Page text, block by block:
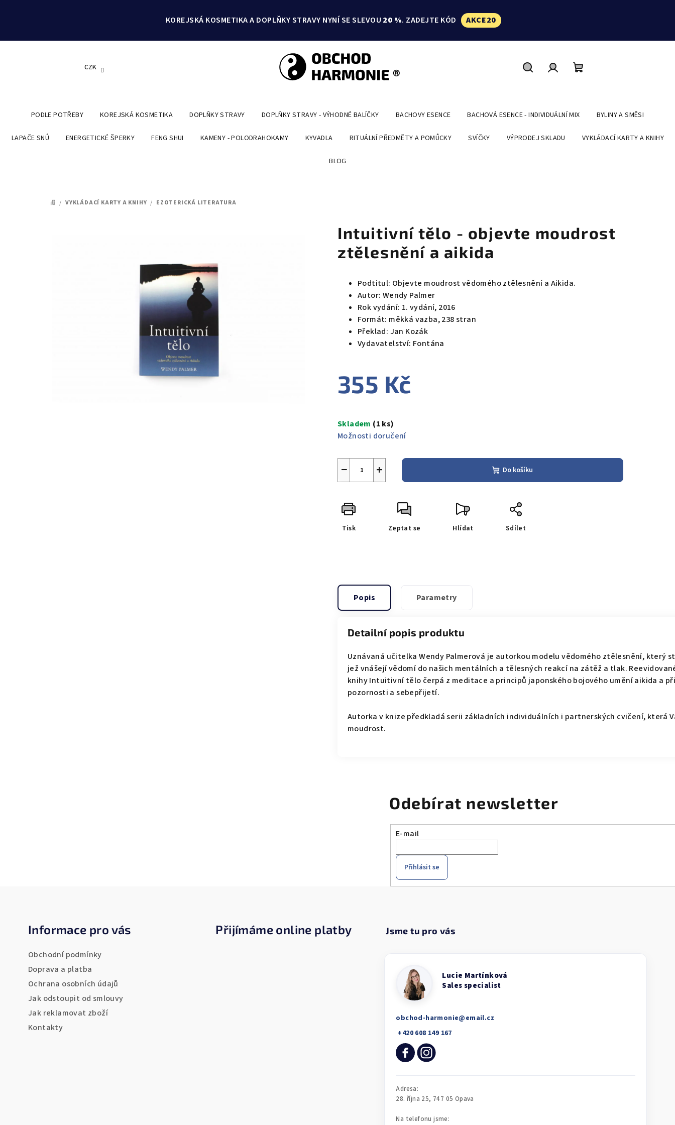
KOREJSKÁ KOSMETIKA A DOPLŇKY STRAVY NYNÍ SE SLEVOU 20 %. ZADEJTE KÓD AKCE20
CZK
košík
PODLE POTŘEBY KOREJSKÁ KOSMETIKA DOPLŇKY STRAVY DOPLŇKY STRAVY - VÝHODNÉ BALÍČKY BACHOVY ESENCE BACHOVÁ ESENCE - INDIVIDUÁLNÍ MIX BYLINY A SMĚSI
LAPAČE SNŮ ENERGETICKÉ ŠPERKY FENG SHUI KAMENY - POLODRAHOKAMY KYVADLA RITUÁLNÍ PŘEDMĚTY A POMŮCKY SVÍČKY VÝPRODEJ SKLADU VYKLÁDACÍ KARTY A KNIHY
BLOG
DOMŮ
/ VYKLÁDACÍ KARTY A KNIHY / EZOTERICKÁ LITERATURA
Intuitivní tělo - objevte moudrost
ztělesnění a aikida
Podtitul: Objevte moudrost vědomého ztělesnění a Aikida.
Autor: Wendy Palmer
Rok vydání: 1. vydání, 2016
Formát: měkká vazba, 238 stran
Překlad: Jan Kozák
Vydavatelství: Fontána
355 Kč
cena:
Skladem (1 ks)
Možnosti doručení
+
− Do košíku
Tisk Zeptat se Hlídat Sdílet
Popis Parametry
Detailní popis produktu
Uznávaná učitelka Wendy Palmerová je autorkou modelu vědomého ztělesnění, který
jež vnášejí vědomí do našich mentálních a tělesných reakcí na zátěž a tlak.
knihy Intuitivní tělo čerpá z meditace a principů japonského bojového umění aikida a
pozornosti a sebepřijetí.
Autorka v knize předkladá serii základních individuálních i partnerských cvičení, která
moudrost.
Odebírat newsletter
E-mail
Přihlásit se
Informace pro vás
Obchodní podmínky
Doprava a platba
Ochrana osobních údajů
Jak odstoupit od smlouvy
Jak reklamovat zboží
Kontakty
Přijímáme online platby
obchod-harmonie@email.cz